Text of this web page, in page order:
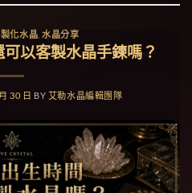
化水晶 ,水晶分享
以客製水晶手鍊嗎？
30 日 BY 艾勒水晶編輯團隊